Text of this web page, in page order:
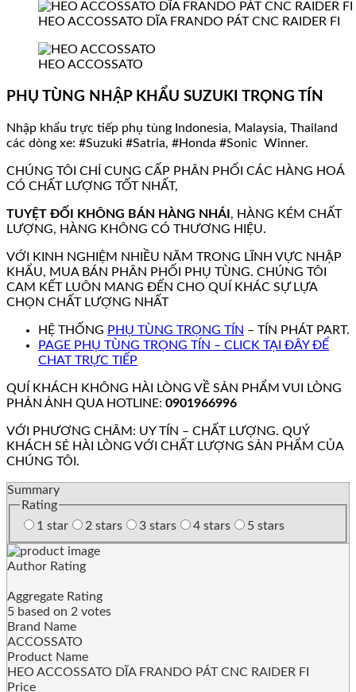
HEO ACCOSSATO DĨA FRANDO PÁT CNC RAIDER FI
HEO ACCOSSATO
PHỤ TÙNG NHẬP KHẨU SUZUKI TRỌNG TÍN
Nhập khẩu trực tiếp phụ tùng Indonesia, Malaysia, Thailand
các dòng xe: #Suzuki #Satria, #Honda #Sonic Winner.
CHÚNG TÔI CHỈ CUNG CẤP PHÂN PHỐI CÁC HÀNG HOÁ
CÓ CHẤT LƯỢNG TỐT NHẤT,
TUYỆT ĐỐI KHÔNG BÁN HÀNG NHÁI , HÀNG KÉM CHẤT
LƯỢNG, HÀNG KHÔNG CÓ THƯƠNG HIỆU.
VỚI KINH NGHIỆM NHIỀU NĂM TRONG LĨNH VỰC NHẬP
KHẨU, MUA BÁN PHÂN PHỐI PHỤ TÙNG. CHÚNG TÔI
CAM KẾT LUÔN MANG ĐẾN CHO QUÍ KHÁC SỰ LỰA
CHỌN CHẤT LƯỢNG NHẤT
HỆ THỐNG PHỤ TÙNG TRỌNG TÍN – TÍN PHÁT PART.
PAGE PHỤ TÙNG TRỌNG TÍN – CLICK TẠI ĐÂY ĐỂ
CHAT TRỰC TIẾP
QUÍ KHÁCH KHÔNG HÀI LÒNG VỀ SẢN PHẨM VUI LÒNG
PHẢN ẢNH QUA HOTLINE: 0901966996
VỚI PHƯƠNG CHÂM: UY TÍN – CHẤT LƯỢNG. QUÝ
KHÁCH SẺ HÀI LÒNG VỚI CHẤT LƯỢNG SẢN PHẨM CỦA
CHÚNG TÔI.
Summary
Rating
1 star
2 stars 3 stars 4 stars 5 stars
Author Rating
Aggregate Rating
5 based on 2 votes
Brand Name
ACCOSSATO
Product Name
HEO ACCOSSATO DĨA FRANDO PÁT CNC RAIDER FI
Price